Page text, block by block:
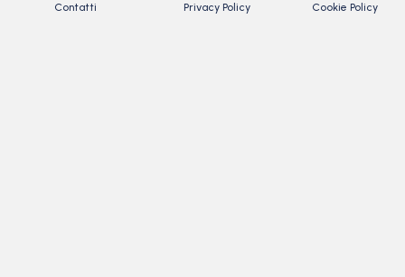
Contatti Privacy Policy Cookie Policy